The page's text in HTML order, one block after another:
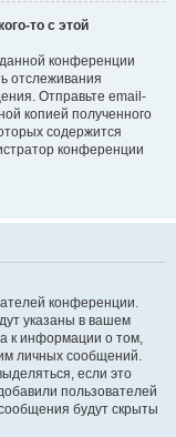
то с этой
конференции
отслеживания
Отправьте email-
копией полученного
содержится
конференции
конференции.
указаны в вашем
к информации о том,
личных сообщений.
если это
пользователей
будут скрыты